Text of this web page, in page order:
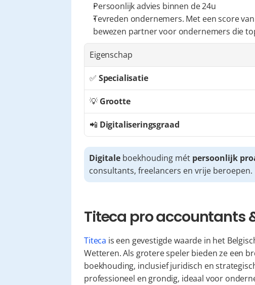
Persoonlijk advies binnen de 24u
Tevreden ondernemers. Met een score
bewezen partner voor ondernemers die
Eigenschap
✅ Specialisatie
💡 Grootte
📲 Digitaliseringsgraad
Digitale boekhouding mét persoonlijk
consultants, freelancers en vrije beroepen.
Titeca pro accountants
Titeca is een gevestigde waarde in het
Wetteren. Als grotere speler bieden ze een
boekhouding, inclusief juridisch en
professioneel en grondig, ideaal voor